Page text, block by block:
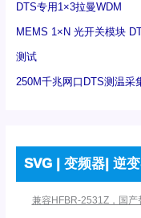
DTS专用1×3拉曼WDM
MEMS 1×N 光开关模块
测试
250M千兆网口DTS测温采
SVG | 变频器| 逆
兼容HFBR-2531Z，国产